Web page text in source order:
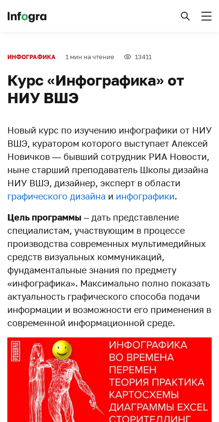
ИНФОГРАФИКА 1 мин на чтение 13411
Курс «Инфографика» от
НИУ ВШЭ
Новый курс по изучению инфографики от НИУ
ВШЭ, куратором которого выступает Алексей
Новичков — бывший сотрудник РИА Новости,
ныне старший преподаватель Школы дизайна
НИУ ВШЭ, дизайнер, эксперт в области
графического дизайна и инфографики.
Цель программы – дать представление
специалистам, участвующим в процессе
производства современных мультимедийных
средств визуальных коммуникаций,
фундаментальные знания по предмету
«инфографика». Максимально полно показать
актуальность графического способа подачи
информации и возможности его применения в
современной информационной среде.